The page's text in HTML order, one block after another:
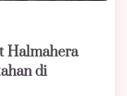
Halmahera
di